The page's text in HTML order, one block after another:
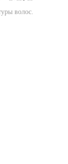
волос.